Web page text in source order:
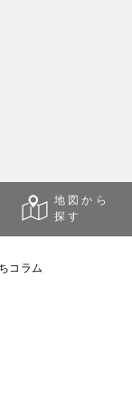
地図から
探す
コラム